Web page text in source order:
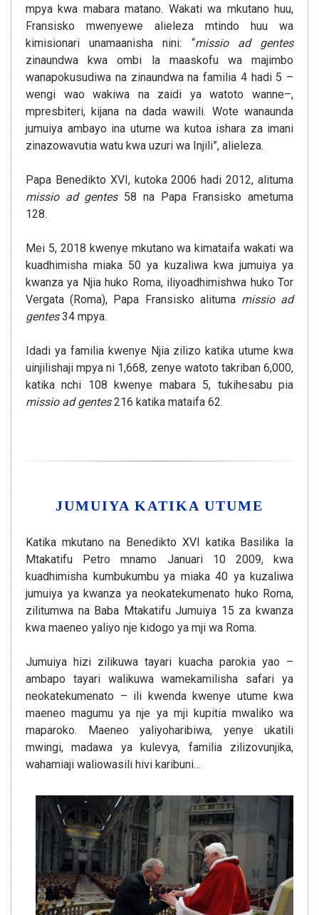
mpya kwa mabara matano. Wakati wa mkutano huu,
Fransisko mwenyewe alieleza mtindo huu wa
kimisionari unamaanisha nini: “missio ad gentes
zinaundwa kwa ombi la maaskofu wa majimbo
wanapokusudiwa na zinaundwa na familia 4 hadi 5 –
wengi wao wakiwa na zaidi ya watoto wanne–,
mpresbiteri, kijana na dada wawili. Wote wanaunda
jumuiya ambayo ina utume wa kutoa ishara za imani
zinazowavutia watu kwa uzuri wa Injili”, alieleza.
Papa Benedikto XVI, kutoka 2006 hadi 2012, alituma
missio ad gentes58 na Papa Fransisko ametuma
128.
Mei 5, 2018 kwenye mkutano wa kimataifa wakati wa
kuadhimisha miaka 50 ya kuzaliwa kwa jumuiya ya
kwanza ya Njia huko Roma, iliyoadhimishwa huko Tor
Vergata (Roma), Papa Fransisko alituma missio ad
gentes34 mpya.
Idadi ya familia kwenye Njia zilizo katika utume kwa
uinjilishaji mpya ni 1,668, zenye watoto takriban 6,000,
katika nchi 108 kwenye mabara 5, tukihesabu pia
missio ad gentes216 katika mataifa 62.
JUMUIYA KATIKA UTUME
Katika mkutano na Benedikto XVI katika Basilika la
Mtakatifu Petro mnamo Januari 10 2009, kwa
kuadhimisha kumbukumbu ya miaka 40 ya kuzaliwa
jumuiya ya kwanza ya neokatekumenato huko Roma,
zilitumwa na Baba Mtakatifu Jumuiya 15 za kwanza
kwa maeneo yaliyo nje kidogo ya mji wa Roma.
Jumuiya hizi zilikuwa tayari kuacha parokia yao –
ambapo tayari walikuwa wamekamilisha safari ya
neokatekumenato – ili kwenda kwenye utume kwa
maeneo magumu ya nje ya mji kupitia mwaliko wa
maparoko. Maeneo yaliyoharibiwa, yenye ukatili
mwingi, madawa ya kulevya, familia zilizovunjika,
wahamiaji waliowasili hivi karibuni…